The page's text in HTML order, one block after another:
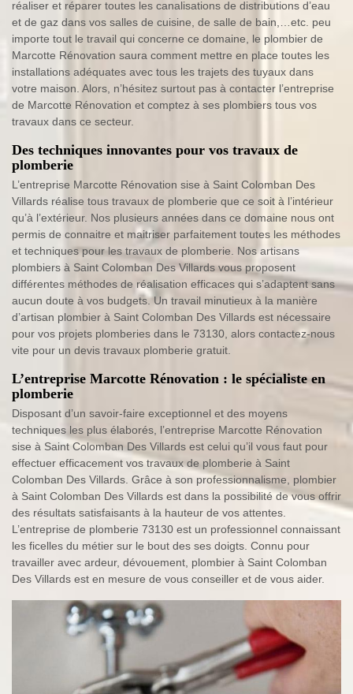
réaliser et réparer toutes les canalisations de distributions d’eau
et de gaz dans vos salles de cuisine, de salle de bain,…etc. peu
importe tout le travail qui concerne ce domaine, le plombier de
Marcotte Rénovation saura comment mettre en place toutes les
installations adéquates avec tous les trajets des tuyaux dans
votre maison. Alors, n’hésitez surtout pas à contacter l’entreprise
de Marcotte Rénovation et comptez à ses plombiers tous vos
travaux dans ce secteur.
Des techniques innovantes pour vos travaux de
plomberie
L’entreprise Marcotte Rénovation sise à Saint Colomban Des
Villards réalise tous travaux de plomberie que ce soit à l’intérieur
qu’à l’extérieur. Nos plusieurs années dans ce domaine nous ont
permis de connaitre et maitriser parfaitement toutes les méthodes
et techniques pour les travaux de plomberie. Nos artisans
plombiers à Saint Colomban Des Villards vous proposent
différentes méthodes de réalisation efficaces qui s’adaptent sans
aucun doute à vos budgets. Un travail minutieux à la manière
d’artisan plombier à Saint Colomban Des Villards est nécessaire
pour vos projets plomberies dans le 73130, alors contactez-nous
vite pour un devis travaux plomberie gratuit.
L’entreprise Marcotte Rénovation : le spécialiste en
plomberie
Disposant d’un savoir-faire exceptionnel et des moyens
techniques les plus élaborés, l’entreprise Marcotte Rénovation
sise à Saint Colomban Des Villards est celui qu’il vous faut pour
effectuer efficacement vos travaux de plomberie à Saint
Colomban Des Villards. Grâce à son professionnalisme, plombier
à Saint Colomban Des Villards est dans la possibilité de vous offrir
des résultats satisfaisants à la hauteur de vos attentes.
L’entreprise de plomberie 73130 est un professionnel connaissant
les ficelles du métier sur le bout des ses doigts. Connu pour
travailler avec ardeur, dévouement, plombier à Saint Colomban
Des Villards est en mesure de vous conseiller et de vous aider.